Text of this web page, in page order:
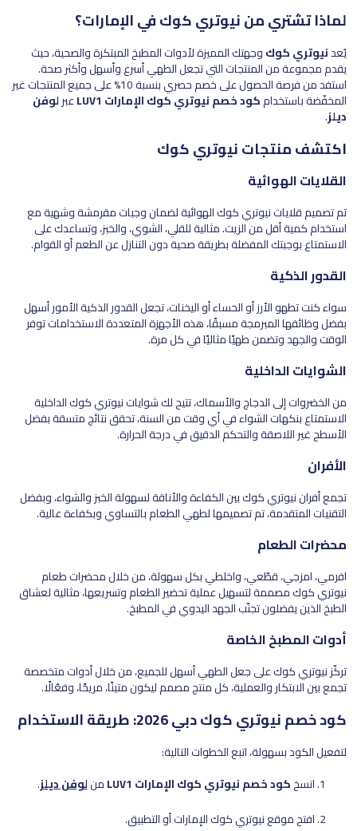
لماذا تشتري من نيوتري كوك في الإمارات؟
يُعدنيوتري كوكوجهتك المميزة لأدوات المطبخ المبتكرة والصحية، حيث
يقدم مجموعة من المنتجات التي تجعل الطهي أسرع وأسهل وأكثر صحة.
استفد من فرصة الحصول على خصم حصري بنسبة 10% على جميع المنتجات غير
المخفّضة باستخدامكود خصم نيوتري كوك الإمارات LUV1 عبرلوفن
ديلز.
اكتشف منتجات نيوتري كوك
القلايات الهوائية
تم تصميم قلايات نيوتري كوك الهوائية لضمان وجبات مقرمشة وشهية مع
استخدام كمية أقل من الزيت. مثالية للقلي، الشوي، والخبز، وتساعدك على
الاستمتاع بوجبتك المفضلة بطريقة صحية دون التنازل عن الطعم أو القوام.
القدور الذكية
سواء كنت تطهو الأرز أو الحساء أو اليخنات، تجعل القدور الذكية الأمور أسهل
بفضل وظائفها المبرمجة مسبقًا، هذه الأجهزة المتعددة الاستخدامات توفر
الوقت والجهد وتضمن طهيًا مثاليًا في كل مرة.
الشوايات الداخلية
من الخضروات إلى الدجاج والأسماك، تتيح لك شوايات نيوتري كوك الداخلية
الاستمتاع بنكهات الشواء في أي وقت من السنة، تحقق نتائج متسقة بفضل
الأسطح غير اللاصقة والتحكم الدقيق في درجة الحرارة.
الأفران
تجمع أفران نيوتري كوك بين الكفاءة والأناقة لسهولة الخبز والشواء، وبفضل
التقنيات المتقدمة، تم تصميمها لطهي الطعام بالتساوي وبكفاءة عالية.
محضرات الطعام
افرمي، امزجي، قطّعي، واخلطي بكل سهولة، من خلال محضرات طعام
نيوتري كوك مصممة لتسهيل عملية تحضير الطعام وتسريعها، مثالية لعشاق
الطبخ الذين يفضلون تجنّب الجهد اليدوي في المطبخ.
أدوات المطبخ الخاصة
تركّز نيوتري كوك على جعل الطهي أسهل للجميع، من خلال أدوات متخصصة
تجمع بين الابتكار والعملية، كل منتج مصمم ليكون متينًا، مريحًا، وفعّالًا.
كود خصم نيوتري كوك دبي 2026: طريقة الاستخدام
لتفعيل الكود بسهولة، اتبع الخطوات التالية:
انسخكود خصم نيوتري كوك الإمارات LUV1 منلوفن ديلز.
افتح موقع نيوتري كوك الإمارات أو التطبيق.